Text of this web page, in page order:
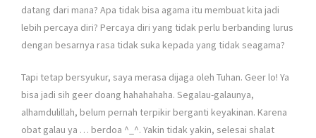
datang dari mana? Apa tidak bisa agama itu membuat kita jadi
lebih percaya diri? Percaya diri yang tidak perlu berbanding lurus
dengan besarnya rasa tidak suka kepada yang tidak seagama?
Tapi tetap bersyukur, saya merasa dijaga oleh Tuhan. Geer lo! Ya
bisa jadi sih geer doang hahahahaha. Segalau-galaunya,
alhamdulillah, belum pernah terpikir berganti keyakinan. Karena
obat galau ya … berdoa ^_^. Yakin tidak yakin, selesai shalat